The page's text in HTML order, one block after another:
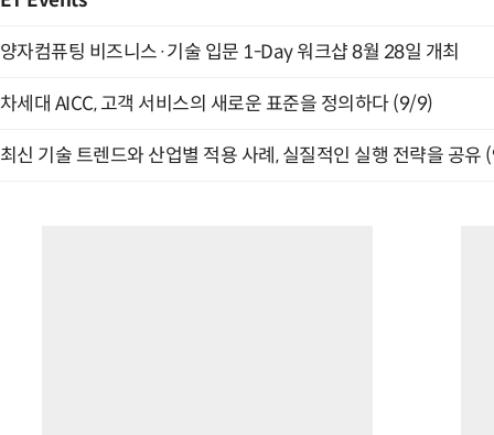
양자컴퓨팅 비즈니스·기술 입문 1-Day 워크샵 8월 28일 개최
차세대 AICC, 고객 서비스의 새로운 표준을 정의하다 (9/9)
최신 기술 트렌드와 산업별 적용 사례, 실질적인 실행 전략을 공유